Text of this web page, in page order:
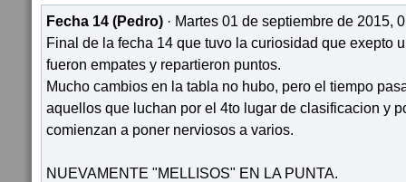
Fecha 14 (Pedro) · Martes 01 de septiembre de 2015,
Final de la fecha 14 que tuvo la curiosidad que exepto
fueron empates y repartieron puntos.
Mucho cambios en la tabla no hubo, pero el tiempo
aquellos que luchan por el 4to lugar de clasificacion y
comienzan a poner nerviosos a varios.
NUEVAMENTE "MELLISOS" EN LA PUNTA.